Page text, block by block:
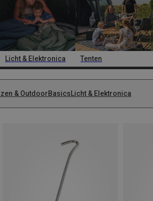
Licht & Elektronica Tenten
& OutdoorBasicsLicht & Elektronica